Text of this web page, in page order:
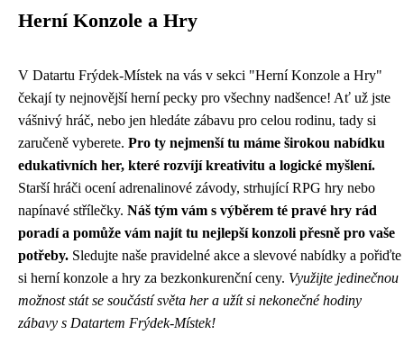
Herní Konzole a Hry
V Datartu Frýdek-Místek na vás v sekci "Herní Konzole a Hry"
čekají ty nejnovější herní pecky pro všechny nadšence! Ať už jste
vášnivý hráč, nebo jen hledáte zábavu pro celou rodinu, tady si
zaručeně vyberete. Pro ty nejmenší tu máme širokou nabídku
edukativních her, které rozvíjí kreativitu a logické myšlení.
Starší hráči ocení adrenalinové závody, strhující RPG hry nebo
napínavé střílečky. Náš tým vám s výběrem té pravé hry rád
poradí a pomůže vám najít tu nejlepší konzoli přesně pro vaše
potřeby. Sledujte naše pravidelné akce a slevové nabídky a pořiďte
si herní konzole a hry za bezkonkurenční ceny. Využijte jedinečnou
možnost stát se součástí světa her a užít si nekonečné hodiny
zábavy s Datartem Frýdek-Místek!